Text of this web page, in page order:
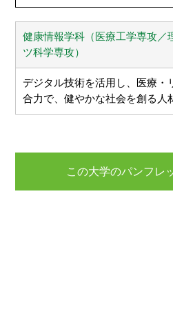
健康情報学科（医療工学専攻／
ツ科学専攻）
デジタル技術を活用し、医療・
合力で、健やかな社会を創る人
この大学のパンフレ